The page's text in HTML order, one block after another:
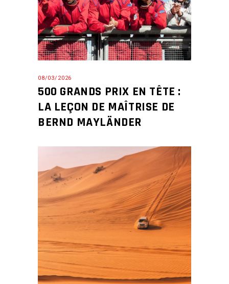
08/03/2026
500 GRANDS PRIX EN TÊTE :
LA LEÇON DE MAÎTRISE DE
BERND MAYLÄNDER